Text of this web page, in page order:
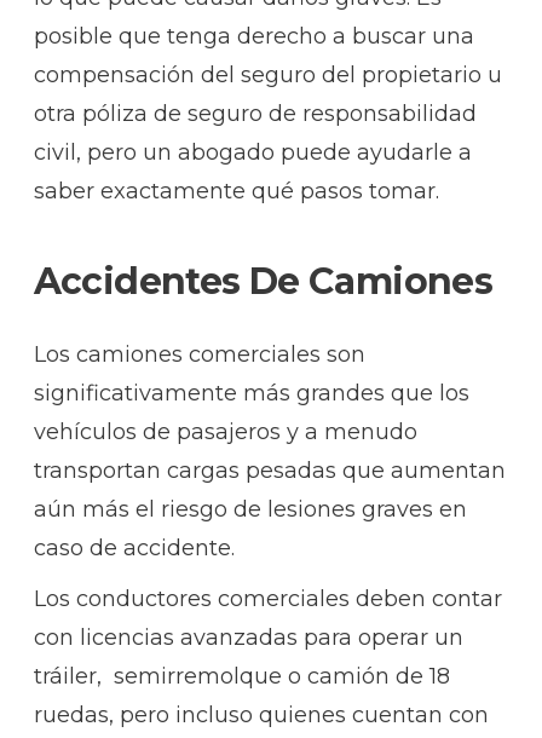
posible que tenga derecho a buscar una
compensación del seguro del propietario u
otra póliza de seguro de responsabilidad
civil, pero un abogado puede ayudarle a
saber exactamente qué pasos tomar.
Accidentes De Camiones
Los camiones comerciales son
significativamente más grandes que los
vehículos de pasajeros y a menudo
transportan cargas pesadas que aumentan
aún más el riesgo de lesiones graves en
caso de accidente.
Los conductores comerciales deben contar
con licencias avanzadas para operar un
tráiler, semirremolque o camión de 18
ruedas, pero incluso quienes cuentan con